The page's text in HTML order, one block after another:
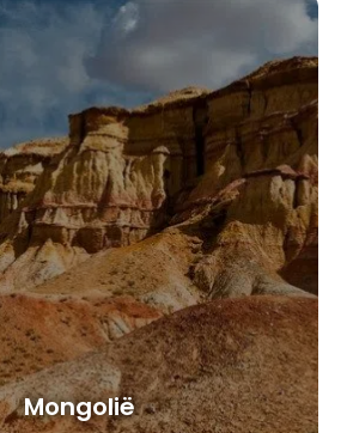
Mongolië